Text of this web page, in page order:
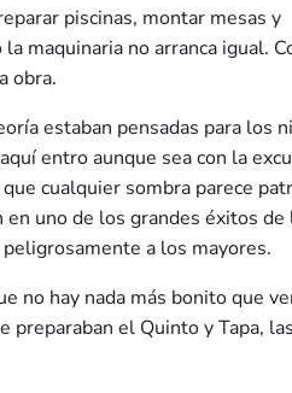
piscinas, montar mesas y
maquinaria no arranca igual.
obra.
estaban pensadas para los
entro aunque sea con la
cualquier sombra parece
uno de los grandes éxitos de
a los mayores.
no hay nada más bonito que
el Quinto y Tapa,